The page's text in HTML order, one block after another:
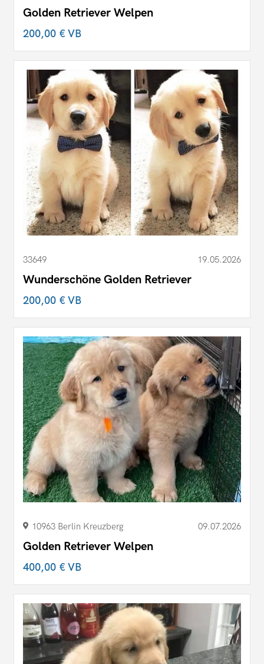
Golden Retriever Welpen
200,00 €VB
33649 19.05.2026
Wunderschöne Golden Retriever
200,00 €VB
10963 Berlin Kreuzberg 09.07.2026
Golden Retriever Welpen
400,00 €VB